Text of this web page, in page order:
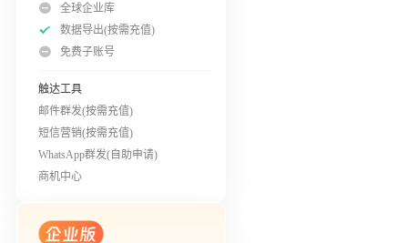
全球企业库
数据导出(按需充值)
免费子账号
触达工具
邮件群发(按需充值)
短信营销(按需充值)
WhatsApp群发(自助申请)
商机中心